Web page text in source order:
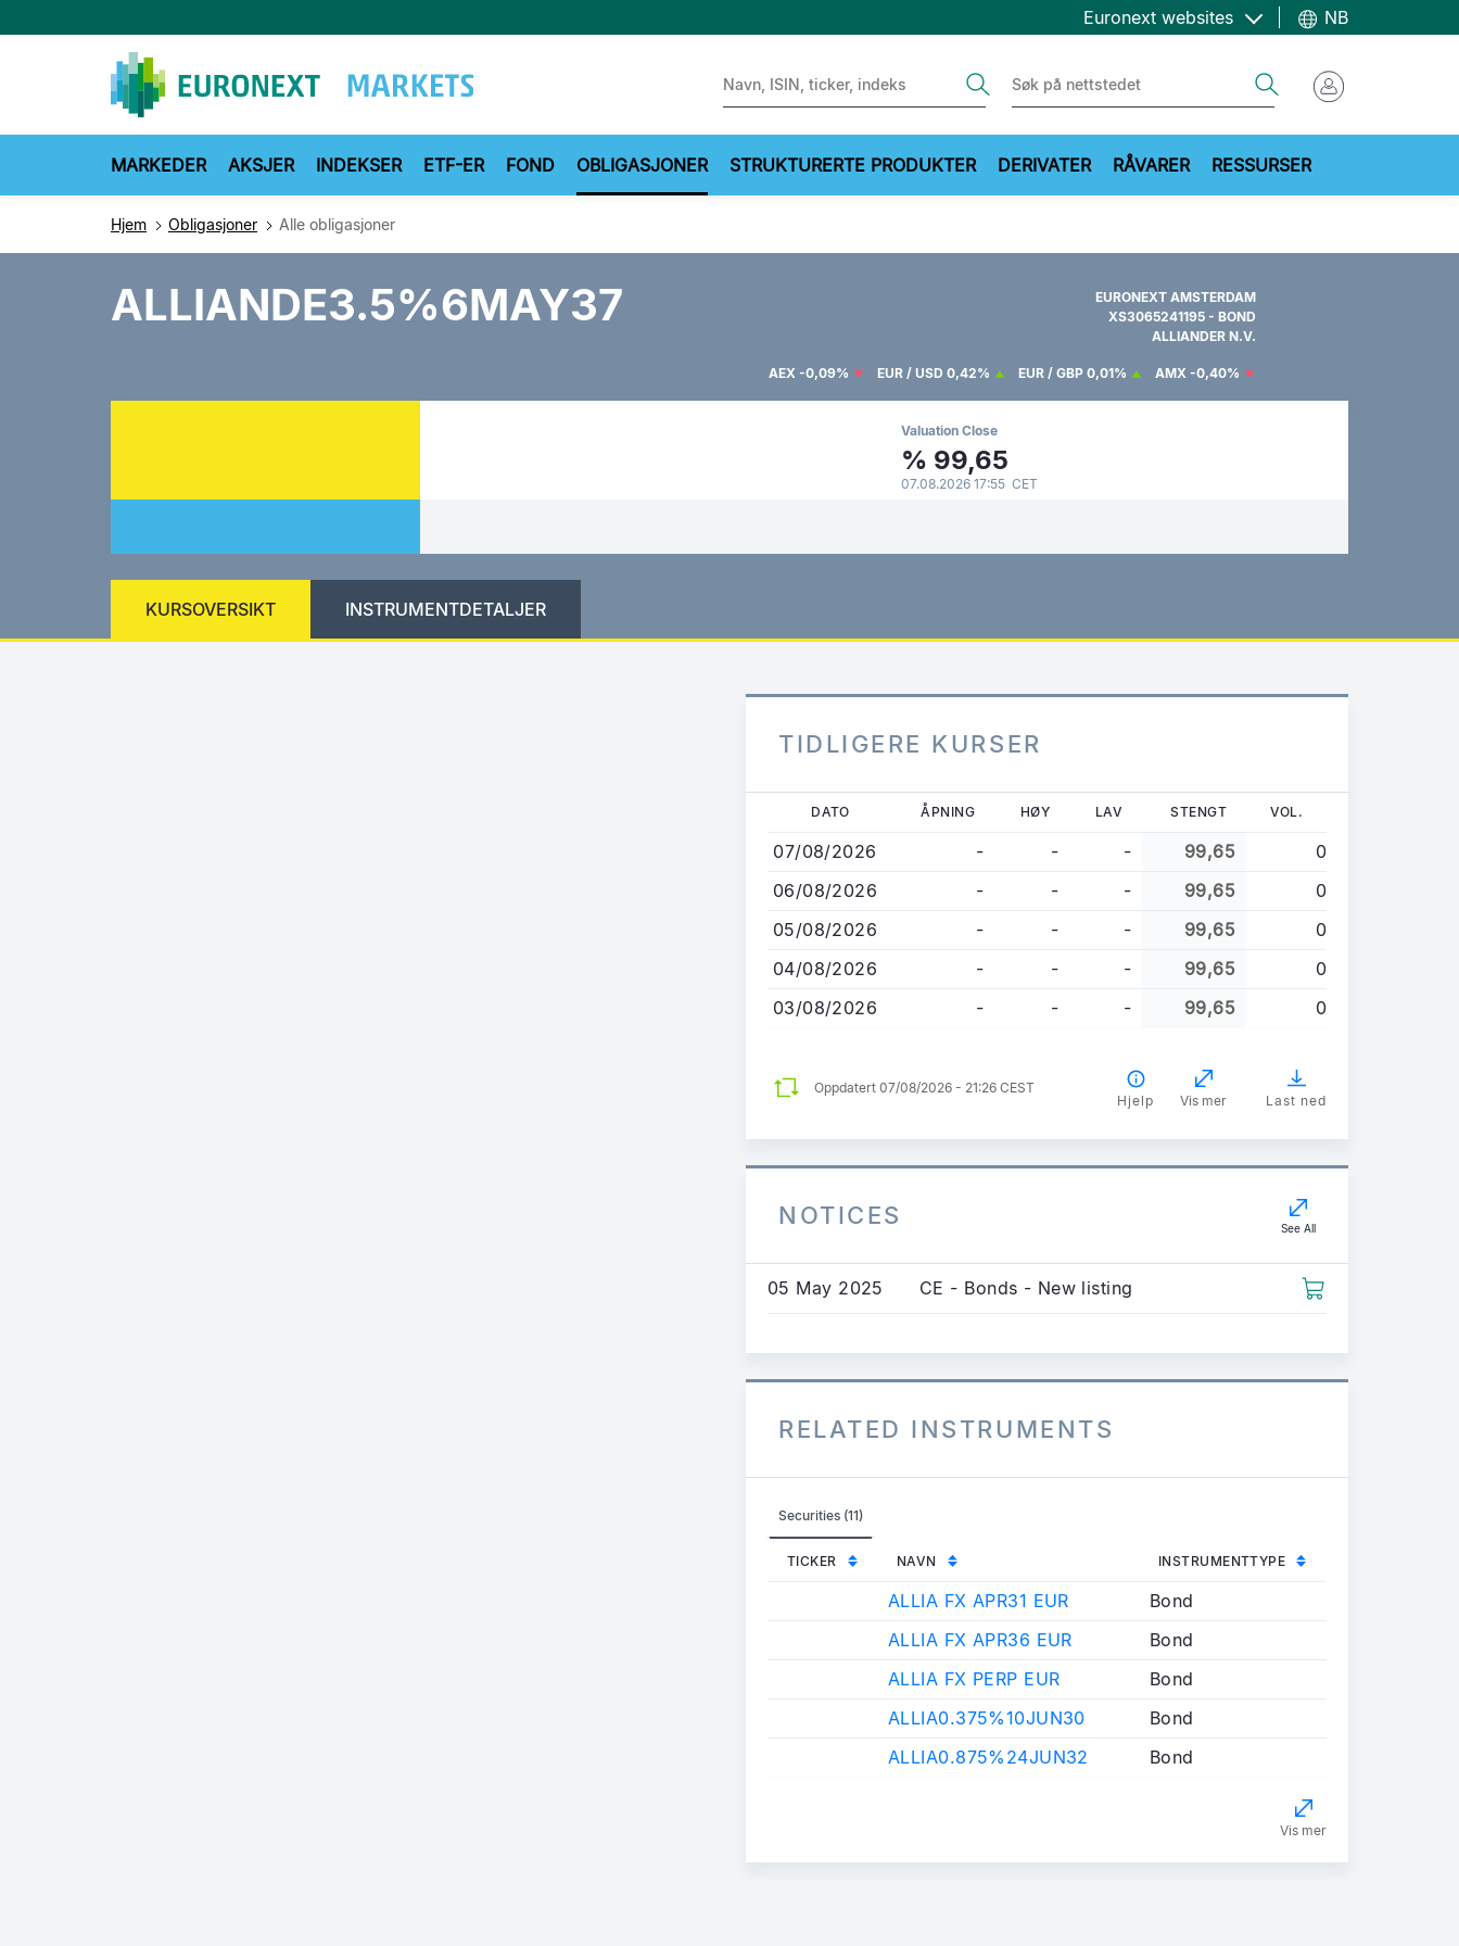
til
Euronext websites NB
MARKEDER AKSJER INDEKSER ETF-ER FOND OBLIGASJONER STRUKTURERTE PRODUKTER DERIVATER RÅVARER RESSURSER
Hjem Obligasjoner Alle obligasjoner
ALLIANDE3.5%6MAY37
EURONEXT AMSTERDAM
XS3065241195 - BOND
ALLIANDER N.V.
AEX -0,09% EUR / USD 0,42% EUR / GBP 0,01% AMX -0,40%
Valuation Close
% 99,65
07.08.2026 17:55 CET
KURSOVERSIKT INSTRUMENTDETALJER
TIDLIGERE KURSER
Hopp
hovedinnhold
DATO ÅPNING HØY LAV STENGT VOL.
07/08/2026 - - - 99,65
0
06/08/2026
- - - 99,65
0
05/08/2026
- - - 99,65
0
04/08/2026
- - - 99,65
0
03/08/2026
- - - 99,65 0
Oppdatert 07/08/2026 - 21:26 CEST
Hjelp
Vis mer Last ned
NOTICES See All
05 May 2025 CE - Bonds - New listing
RELATED INSTRUMENTS
Securities (11)
TICKER NAVN INSTRUMENTTYPE
ALLIA FX APR31 EUR
Bond
ALLIA FX APR36 EUR
Bond
ALLIA FX PERP EUR
Bond
ALLIA0.375%10JUN30
Bond
ALLIA0.875%24JUN32
Bond
Vis mer